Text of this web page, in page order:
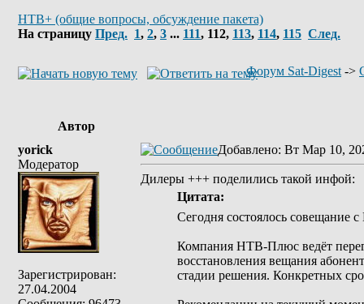
НТВ+ (общие вопросы, обсуждение пакета)
На страницу Пред. 1, 2, 3 ... 111, 112, 113, 114, 115 След.
Форум Sat-Digest ->
Автор
yorick
Модератор
Зарегистрирован:
27.04.2004
Добавлено: Вт Мар 10,
Дилеры +++ поделились такой инфой:
Цитата:
Сегодня состоялось совещание
Компания НТВ‑Плюс ведёт
восстановления вещания
стадии решения. Конкретных